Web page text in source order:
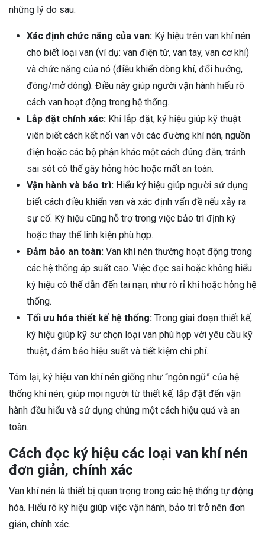
những lý do sau:
Xác định chức năng của van: Ký hiệu trên van khí nén
cho biết loại van (ví dụ: van điện từ, van tay, van cơ khí)
và chức năng của nó (điều khiển dòng khí, đổi hướng,
đóng/mở dòng). Điều này giúp người vận hành hiểu rõ
cách van hoạt động trong hệ thống.
Lắp đặt chính xác: Khi lắp đặt, ký hiệu giúp kỹ thuật
viên biết cách kết nối van với các đường khí nén, nguồn
điện hoặc các bộ phận khác một cách đúng đắn, tránh
sai sót có thể gây hỏng hóc hoặc mất an toàn.
Vận hành và bảo trì: Hiểu ký hiệu giúp người sử dụng
biết cách điều khiển van và xác định vấn đề nếu xảy ra
sự cố. Ký hiệu cũng hỗ trợ trong việc bảo trì định kỳ
hoặc thay thế linh kiện phù hợp.
Đảm bảo an toàn: Van khí nén thường hoạt động trong
các hệ thống áp suất cao. Việc đọc sai hoặc không hiểu
ký hiệu có thể dẫn đến tai nạn, như rò rỉ khí hoặc hỏng hệ
thống.
Tối ưu hóa thiết kế hệ thống: Trong giai đoạn thiết kế,
ký hiệu giúp kỹ sư chọn loại van phù hợp với yêu cầu kỹ
thuật, đảm bảo hiệu suất và tiết kiệm chi phí.
Tóm lại, ký hiệu van khí nén giống như “ngôn ngữ” của hệ
thống khí nén, giúp mọi người từ thiết kế, lắp đặt đến vận
hành đều hiểu và sử dụng chúng một cách hiệu quả và an
toàn.
Cách đọc ký hiệu các loại van khí nén
đơn giản, chính xác
Van khí nén là thiết bị quan trọng trong các hệ thống tự động
hóa. Hiểu rõ ký hiệu giúp việc vận hành, bảo trì trở nên đơn
giản, chính xác.